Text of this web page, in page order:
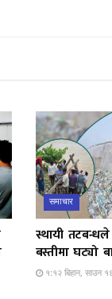
समाचार
स्थायी तटबन्धले
बस्तीमा घट्यो
१:१२ बिहान, साउन